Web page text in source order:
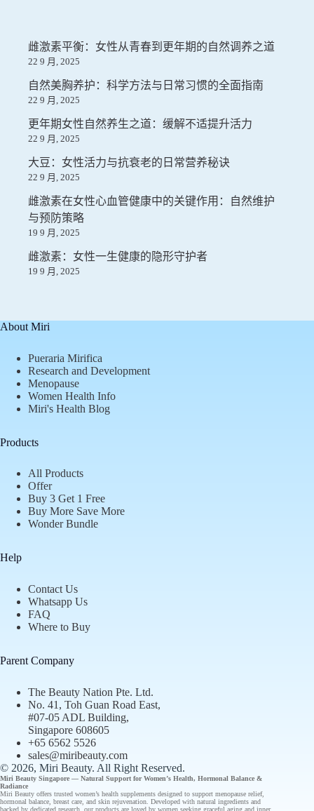
雌激素平衡：女性从青春到更年期的自然调养之道
22 9 月, 2025
自然美胸养护：科学方法与日常习惯的全面指南
22 9 月, 2025
更年期女性自然养生之道：缓解不适提升活力
22 9 月, 2025
大豆：女性活力与抗衰老的日常营养秘诀
22 9 月, 2025
雌激素在女性心血管健康中的关键作用：自然维护
与预防策略
19 9 月, 2025
雌激素：女性一生健康的隐形守护者
19 9 月, 2025
About Miri
Pueraria Mirifica
Research and Development
Menopause
Women Health Info
Miri's Health Blog
Products
All Products
Offer
Buy 3 Get 1 Free
Buy More Save More
Wonder Bundle
Help
Contact Us
Whatsapp Us
FAQ
Where to Buy
Parent Company
The Beauty Nation Pte. Ltd.
No. 41, Toh Guan Road East,
#07-05 ADL Building,
Singapore 608605
+65 6562 5526
sales@miribeauty.com
© 2026, Miri Beauty. All Right Reserved.
Miri Beauty Singapore — Natural Support forWomen’s Health, Hormonal Balance &
Radiance
Miri Beauty offers trusted women’s health supplements designed to support menopause relief,
hormonal balance breast care , and skin rejuvenation . Developed with natural ingredients and
backed by dedicated research , ourproducts are loved by women seeking graceful aging and inner